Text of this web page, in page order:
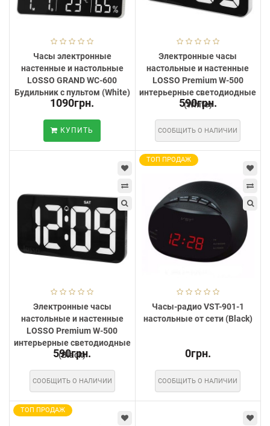
Часы электронные
настенные и настольные
LOSSO GRAND WC-600
Будильник с пультом (White)
1090грн.
КУПИТЬ
Электронные часы
настольные и настенные
LOSSO Premium W-500
интерьерные светодиодные
(White)
590грн.
СООБЩИТЬ О НАЛИЧИИ
Электронные часы
настольные и настенные
LOSSO Premium W-500
интерьерные светодиодные
(Black)
590грн.
СООБЩИТЬ О НАЛИЧИИ
ТОП ПРОДАЖ
Часы-радио VST-901-1
настольные от сети (Black)
0грн.
СООБЩИТЬ О НАЛИЧИИ
ТОП ПРОДАЖ